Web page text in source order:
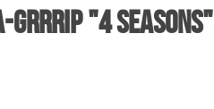
"4 Seasons"